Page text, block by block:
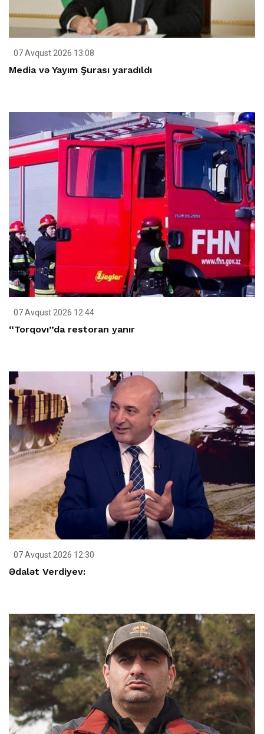
07 Avqust 2026 13:08
Media və Yayım Şurası yaradıldı
07 Avqust 2026 12:44
“Torqovı”da restoran yanır
07 Avqust 2026 12:30
Ədalət Verdiyev: